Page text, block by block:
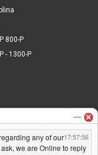
800-P
- 1300-P
- MFT 1800 D